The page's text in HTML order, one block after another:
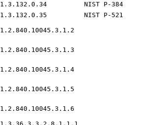
1.3.132.0.34
NIST P-384
1.3.132.0.35
NIST P-521
1.2.840.10045.3.1.2
1.2.840.10045.3.1.3
1.2.840.10045.3.1.4
1.2.840.10045.3.1.5
1.2.840.10045.3.1.6